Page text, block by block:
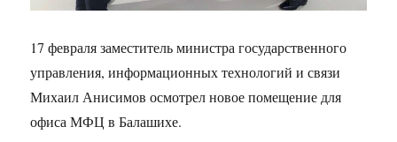
17 февраля заместитель министра государственного
управления, информационных технологий и связи
Михаил Анисимов осмотрел новое помещение для
офиса МФЦ в Балашихе.